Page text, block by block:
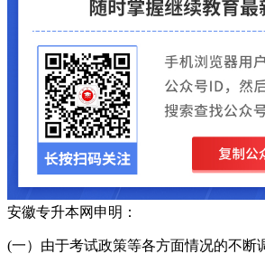
安徽专升本网申明：
(一）由于考试政策等各方面情况的不断